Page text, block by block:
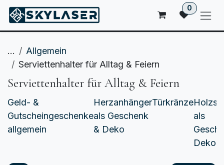
0
...
Allgemein
Serviettenhalter für Alltag & Feiern
Serviettenhalter für Alltag & Feiern
Geld- &
Gutscheingeschenke
allgemein
Herzanhänger
als Geschenk
& Deko
Türkränze
als
Deko